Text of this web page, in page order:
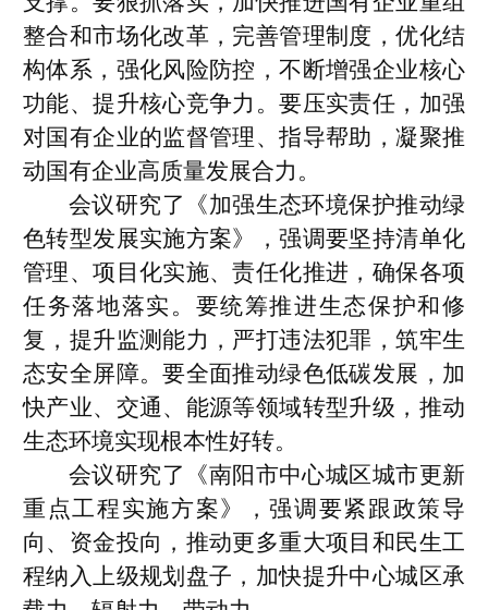
整合和市场化改革，完善管理制度，优化结
构体系，强化风险防控，不断增强企业核心
功能、提升核心竞争力。要压实责任，加强
对国有企业的监督管理、指导帮助，凝聚推
动国有企业高质量发展合力。
会议研究了《加强生态环境保护推动绿
色转型发展实施方案》，强调要坚持清单化
管理、项目化实施、责任化推进，确保各项
任务落地落实。要统筹推进生态保护和修
复，提升监测能力，严打违法犯罪，筑牢生
态安全屏障。要全面推动绿色低碳发展，加
快产业、交通、能源等领域转型升级，推动
生态环境实现根本性好转。
会议研究了《南阳市中心城区城市更新
重点工程实施方案》，强调要紧跟政策导
向、资金投向，推动更多重大项目和民生工
程纳入上级规划盘子，加快提升中心城区承